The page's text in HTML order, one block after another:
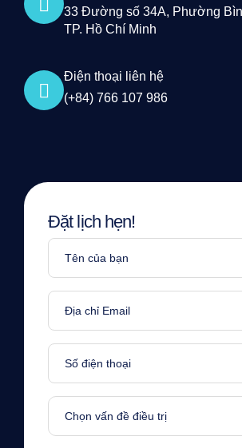
33 Đường số 34A, Phường
TP. Hồ Chí Minh
Điện thoại liên hệ
(+84) 766 107 986
Đặt lịch hẹn!